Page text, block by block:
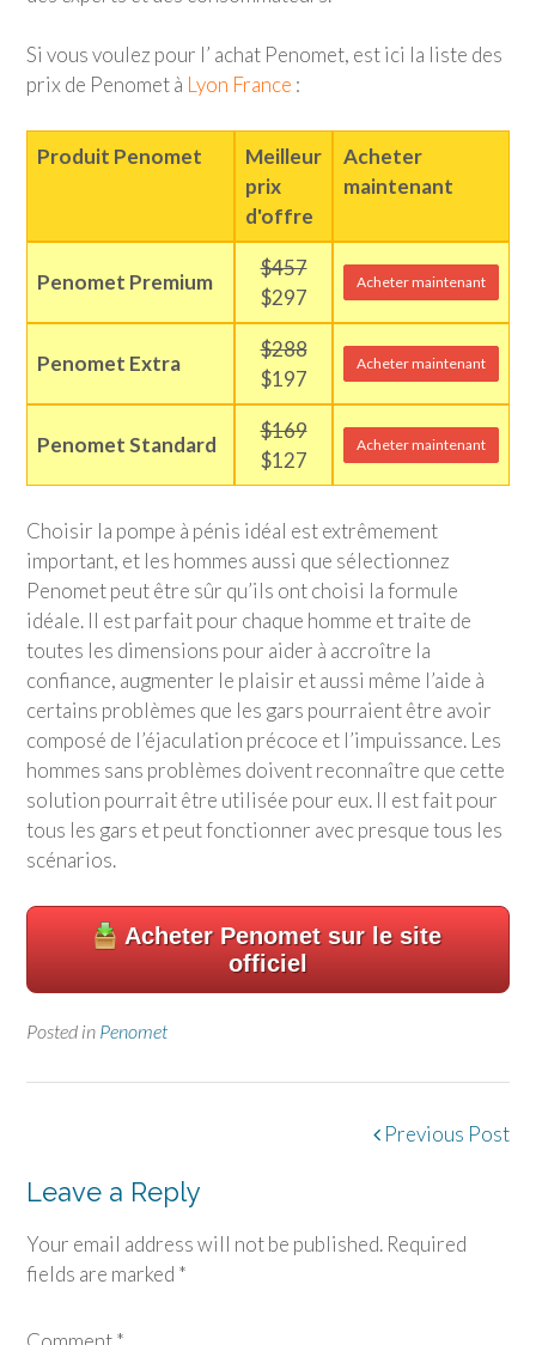
Si vous voulez pour l’ achat Penomet, est ici la liste des
prix de Penomet à Lyon France :
Produit Penomet
Meilleur
prix
d'offre
Acheter
maintenant
Penomet Premium
$457
$297
Acheter maintenant
Penomet Extra
$288
$197
Acheter maintenant
Penomet Standard
$169
$127
Acheter maintenant
Choisir la pompe à pénis idéal est extrêmement
important, et les hommes aussi que sélectionnez
Penomet peut être sûr qu’ils ont choisi la formule
idéale. Il est parfait pour chaque homme et traite de
toutes les dimensions pour aider à accroître la
confiance, augmenter le plaisir et aussi même l’aide à
certains problèmes que les gars pourraient être avoir
composé de l’éjaculation précoce et l’impuissance. Les
hommes sans problèmes doivent reconnaître que cette
solution pourrait être utilisée pour eux. Il est fait pour
tous les gars et peut fonctionner avec presque tous les
scénarios.
Acheter Penomet sur le site
officiel
Posted in Penomet
Previous Post
Leave a Reply
Your email address will not be published. Required
fields are marked *